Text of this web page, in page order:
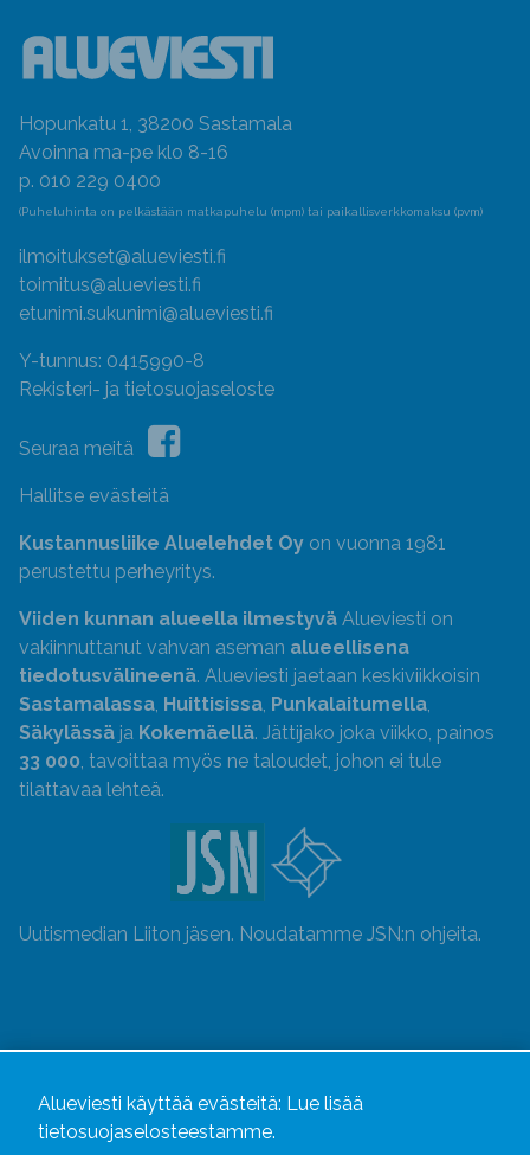
Hopunkatu 1, 38200 Sastamala
Avoinna ma-pe klo 8-16
p. 010 229 0400
(Puheluhinta on pelkästään matkapuhelu (mpm) tai paikallisverkkomaksu (pvm)
ilmoitukset@alueviesti.fi
toimitus@alueviesti.fi
etunimi.sukunimi@alueviesti.fi
Y-tunnus: 0415990-8
Rekisteri- ja tietosuojaseloste
Seuraa meitä
Hallitse evästeitä
Kustannusliike Aluelehdet Oy on vuonna 1981
perustettu perheyritys.
Viiden kunnan alueella ilmestyvä Alueviesti on
vakiinnuttanut vahvan aseman alueellisena
tiedotusvälineenä. Alueviesti jaetaan keskiviikkoisin
Sastamalassa Huittisissa Punkalaitumella
Säkylässä ja Kokemäellä. Jättijako joka viikko, painos
33 000 , tavoittaa myös ne taloudet, johon ei tule
tilattavaa lehteä.
Uutismedian Liiton jäsen. Noudatamme JSN:n ohjeita.
Alueviesti käyttää evästeitä: Lue lisää
tietosuojaselosteestamme.